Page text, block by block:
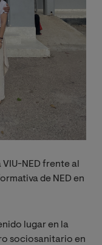
NED frente al
de NED en
lugar en la
sociosanitario en